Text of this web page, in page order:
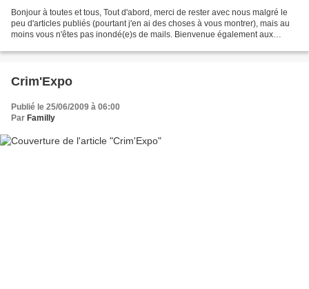
Bonjour à toutes et tous, Tout d'abord, merci de rester avec nous malgré le
peu d'articles publiés (pourtant j'en ai des choses à vous montrer), mais au
moins vous n'êtes pas inondé(e)s de mails. Bienvenue également aux
Crim'Expo
Publié le 25/06/2009 à 06:00
Par Familly